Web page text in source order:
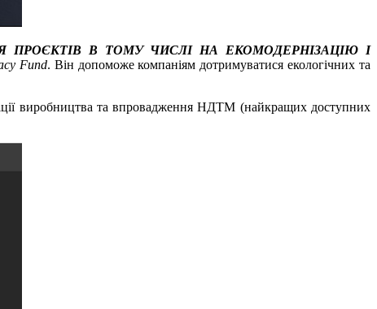
В ТОМУ ЧИСЛІ НА ЕКОМОДЕРНІЗАЦІЮ І
Fund. Він допоможе компаніям дотримуватися екологічних та
виробництва та впровадження НДТМ (найкращих доступних